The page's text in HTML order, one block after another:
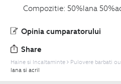
Compozitie: 50%lana
Opinia cumparatorului
Share
Haine si Incaltaminte Pulovere barbati
lana si acril